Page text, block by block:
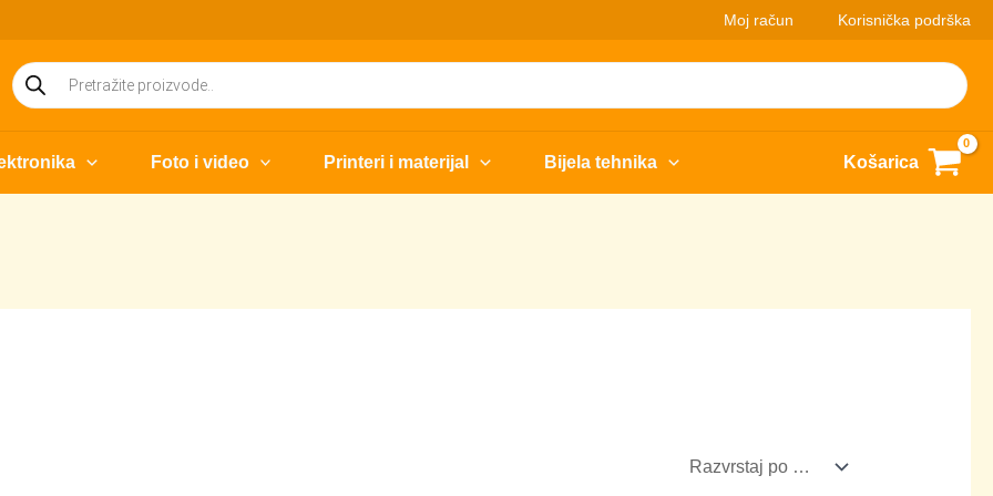
Moj račun Korisnička podrška
Products
search
Foto i video Printeri i materijal Bijela tehnika Košarica